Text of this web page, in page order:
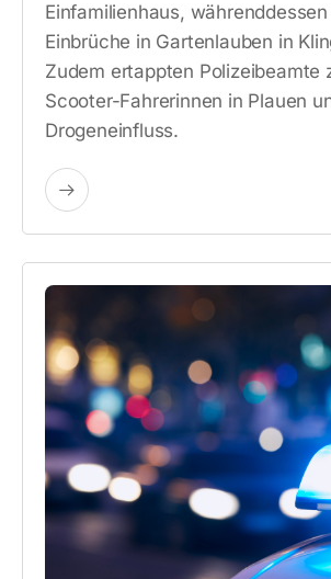
Einfamilienhaus,
Einbrüche in Gartenlauben in
Zudem ertappten Polizeibeamte
Scooter-Fahrerinnen in Plauen
Drogeneinfluss.